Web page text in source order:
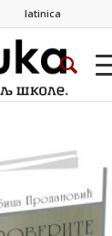
latinica